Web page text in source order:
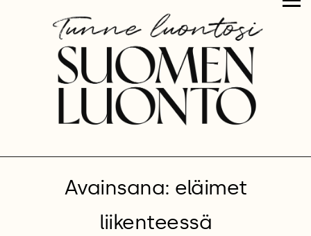
Avainsana: eläimet
liikenteessä